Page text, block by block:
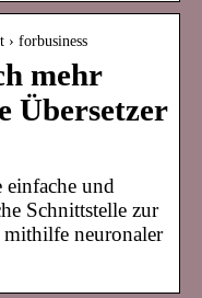
› forbusiness
mehr
Übersetzer
und
Schnittstelle zur
neuronaler